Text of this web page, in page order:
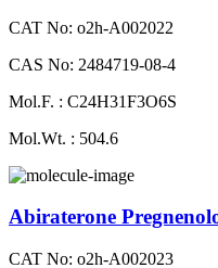
CAT No: o2h-A002022
CAS No: 2484719-08-4
Mol.F. : C24H31F3O6S
Mol.Wt. : 504.6
Abiraterone
CAT No: o2h-A002023